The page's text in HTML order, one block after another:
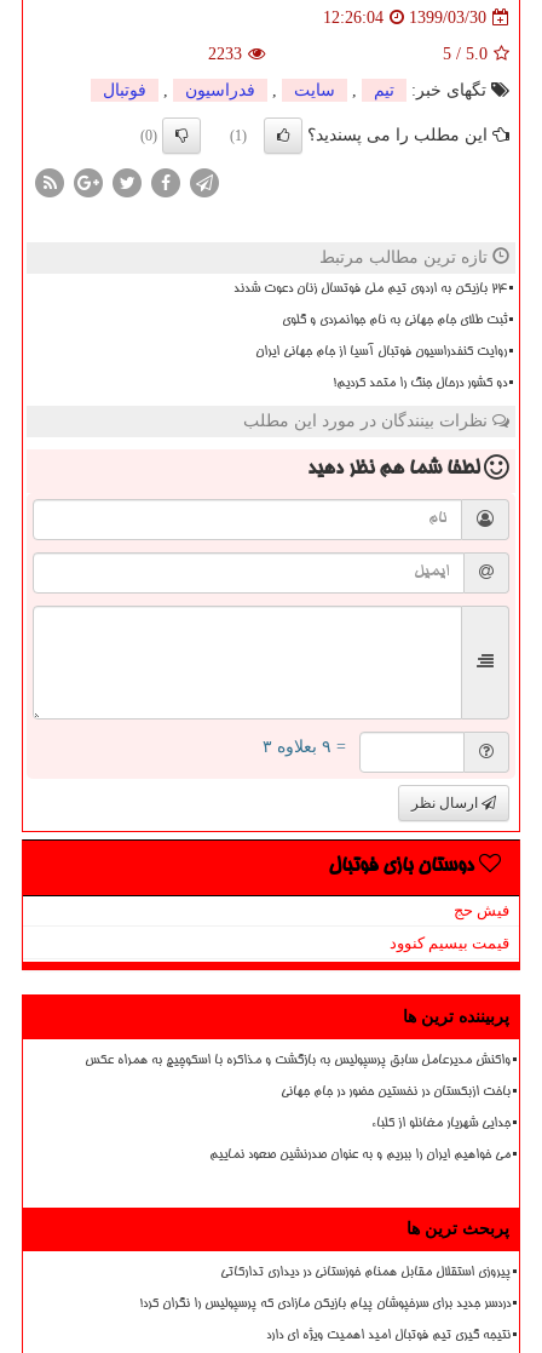
1399/03/30
12:26:04
5.0
/
5
2233
تگهای خبر:
تیم , سایت , فدراسیون , فوتبال
این مطلب را می پسندید؟ (1)
(0)
تازه ترین مطالب مرتبط
۲۴ بازیکن به اردوی تیم ملی فوتسال زنان دعوت شدند
ثبت طلای جام جهانی به نام جوانمردی و گلوی
روایت کنفدراسیون فوتبال آسیا از جام جهانی ایران
دو کشور درحال جنگ را متحد کردیم!
نظرات بینندگان در مورد این مطلب
لطفا شما همنظر دهید
= ۹ بعلاوه ۳
ارسال نظر
دوستان بازی فوتبال
فیش حج
قیمت بیسیم کنوود
پربیننده ترین ها
واکنش مدیرعامل سابق پرسپولیس به بازگشت و مذاکره با اسکوچیچ به همراه عکس
باخت ازبکستان در نخستین حضور در جام جهانی
جدایی شهریار مغانلو از کلباء
می خواهیم ایران را ببریم و به عنوان صدرنشین صعود نماییم
پربحث ترین ها
پیروزی استقلال مقابل همنام خوزستانی در دیداری تدارکاتی
دردسر جدید برای سرخپوشان پیام بازیکن مازادی که پرسپولیس را نگران کرد!
نتیجه گیری تیم فوتبال امید اهمیت ویژه ای دارد